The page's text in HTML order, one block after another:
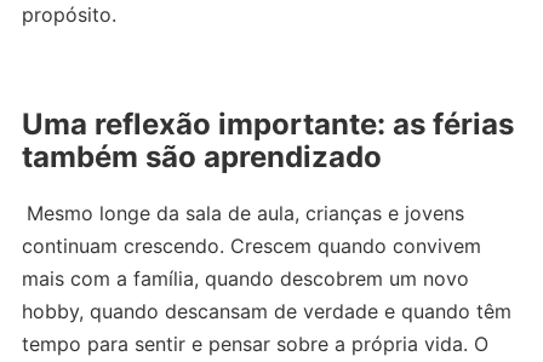
propósito.
Uma reflexão importante: as férias
também são aprendizado
Mesmo longe da sala de aula, crianças e jovens
continuam crescendo. Crescem quando convivem
mais com a família, quando descobrem um novo
hobby, quando descansam de verdade e quando têm
tempo para sentir e pensar sobre a própria vida. O